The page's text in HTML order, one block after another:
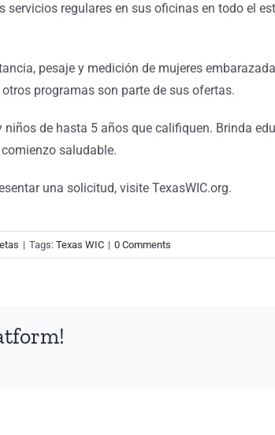
servicios regulares en sus oficinas en todo el
pesaje y medición de mujeres
programas son parte de sus ofertas.
de hasta 5 años que califiquen. Brinda
saludable.
una solicitud, visite TexasWIC.org.
| Tags: Texas WIC | 0 Comments